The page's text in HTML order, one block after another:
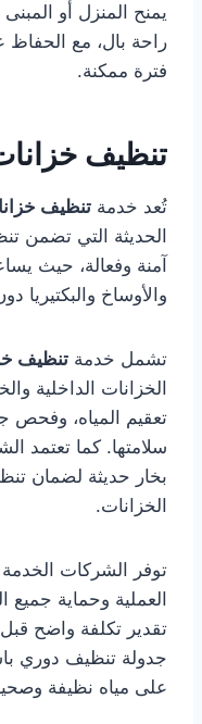
يمنح المنزل أو
راحة بال، مع
فترة ممكنة.
تنظيف
تُعد خدمة تنظيف
الحديثة التي تضمن
آمنة وفعالة، حيث
والأوساخ والبكتيريا
تشمل خدمة تنظيف
الخزانات الداخلية
تعقيم المياه، وفحص
سلامتها. كما تعتمد
بخار حديثة لضمان
الخزانات.
توفر الشركات
العملية وحماية جميع
تقدير تكلفة واضح
جدولة تنظيف دوري
على مياه نظيفة